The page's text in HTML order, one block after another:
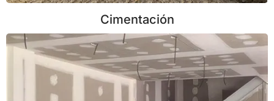
Cimentación